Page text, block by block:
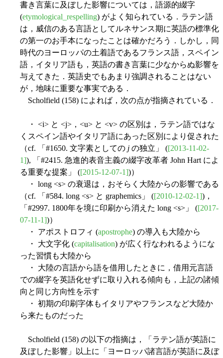
書き言葉に及ぼした影響については，語源的綴字
(etymological_respelling) がよく知られている．ラテン語
は，威信のある言語としてルネサンス期に英語の標準化
の第一のお手本になったことは確かだろう．しかし，同
時代のヨーロッパの土着語であるフランス語，スペイン
語，イタリア語も，英語の書き言葉に少なからぬ影響を
与えてきた．英語史でもあまり強調されることはない
が，地味に重要な事実である．
Scholfield (158) によれば，次の点が指摘されている．
・ <i> と <j>，<u> と <v> の区別は，ラテン語ではな
くスペイン語やイタリア語にあった区別により促された
（cf. 「#1650. 文字素としての j の独立」 ([2013-11-02-
1]), 「#2415. 急進的表音主義の綴字改革者 John Hart によ
る重要な提案」 ([2015-12-07-1])）
・ long <s> の衰退は，おそらく大陸からの影響である
（cf. 「#584. long <s> と graphemics」 ([2010-12-02-1])，
「#2997. 1800年を境に印刷から消えた long <s>」 ([2017-
07-11-1])）
・ アポストロフィ (apostrophe) の導入も大陸から
・ 大文字化 (capitalisation) が広く行なわれるようにな
った習慣も大陸から
・ 大陸の言語から語を借用したときに，借用元言語
での綴字を英語化せずに取り入れる傾向も，上記の諸傾
向と同じ方向性を示す
・ 初期の印刷字体もイタリアやフランスなど大陸か
ら来たものだった
Scholfield (158) の以下の指摘は，「ラテン語が英語に
及ぼした影響」以上に「ヨーロッパ諸言語が英語に及ぼ